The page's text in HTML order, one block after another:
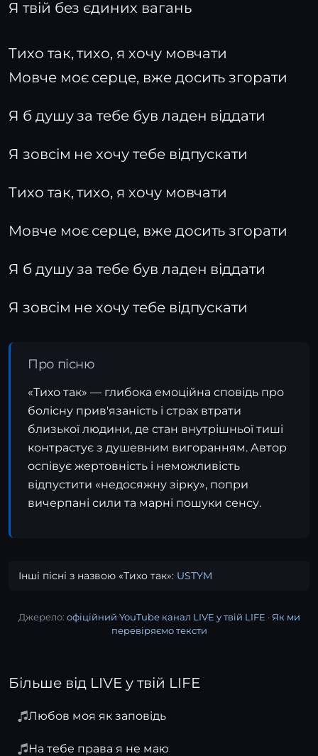
Я твій без єдиних вагань
Тихо так, тихо, я хочу мовчати
Мовче моє серце, вже досить згорати
Я б душу за тебе був ладен віддати
Я зовсім не хочу тебе відпускати
Тихо так, тихо, я хочу мовчати
Мовче моє серце, вже досить згорати
Я б душу за тебе був ладен віддати
Я зовсім не хочу тебе відпускати
Про пісню
«Тихо так» — глибока емоційна сповідь про
болісну прив'язаність і страх втрати
близької людини, де стан внутрішньої тиші
контрастує з душевним вигоранням. Автор
оспівує жертовність і неможливість
відпустити «недосяжну зірку», попри
вичерпані сили та марні пошуки сенсу.
Інші пісні з назвою «Тихо так»: USTYM
Джерело: офіційний YouTube канал LIVE у твій LIFE · Як ми
перевіряємо тексти
Більше від LIVE у твій LIFE
Любов моя як заповідь
На тебе права я не маю